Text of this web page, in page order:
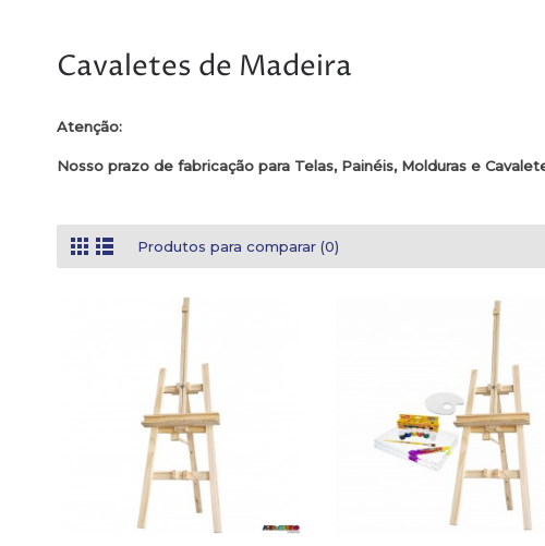
Cavaletes de Madeira
Atenção:
Nosso prazo de fabricação para Telas, Painéis, Molduras e
Produtos para comparar (0)